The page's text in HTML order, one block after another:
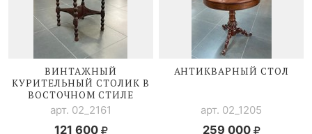
ВИНТАЖНЫЙ
КУРИТЕЛЬНЫЙ СТОЛИК В
ВОСТОЧНОМ СТИЛЕ
арт. 02_2161
121 600
АНТИКВАРНЫЙ СТОЛ
арт. 02_1205
259 000